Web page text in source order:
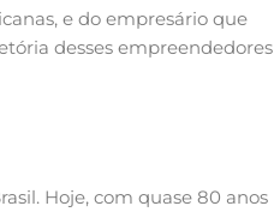
e do empresário que
desses empreendedores
Hoje, com quase 80 anos